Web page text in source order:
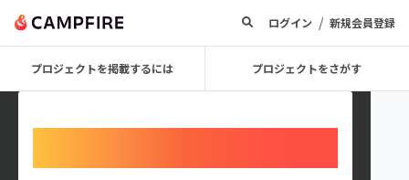
ログイン / 新規会員登録
プロジェクトを掲載するには プロジェクトをさがす